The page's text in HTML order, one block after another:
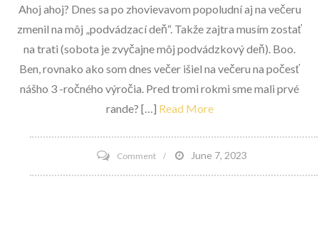
Ahoj ahoj? Dnes sa po zhovievavom popoludní aj na večeru
zmenil na môj „podvádzací deň“. Takže zajtra musím zostať
na trati (sobota je zvyčajne môj podvádzkový deň). Boo.
Ben, rovnako ako som dnes večer išiel na večeru na počesť
nášho 3 -ročného výročia. Pred tromi rokmi sme mali prvé
rande? […] Read More
Commenton
Maiwand
June 7, 2023